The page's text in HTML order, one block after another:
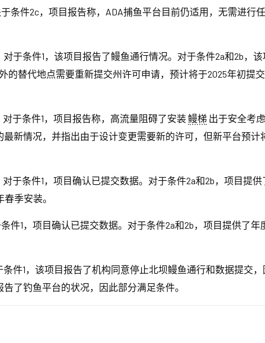
件2c，项目报告称，ADA捕鱼平台目前仍适用，无需进行任
于条件1，该项目报告了鳗鱼通行情况。对于条件2a和2b，
替代地点需要重新提交州许可申请，预计将于2025年初提
于条件1，项目报告称，高流量阻碍了安装鳗梯出于安全考
新情况，并指出由于设计变更需要新的许可，但新平台预计
于条件1，项目确认已提交数据。对于条件2a和2b，项目提供
季安装。
1，项目确认已提交数据。对于条件2a和2b，项目提供了年
件1，该项目报告了机构同意停止北坝鳗鱼通行和数据提交，
了钓鱼平台的状况，因此部分满足条件。